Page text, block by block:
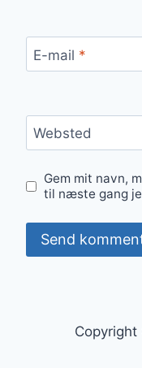
E-mail *
Websted
Gem mit navn,
til næste gang